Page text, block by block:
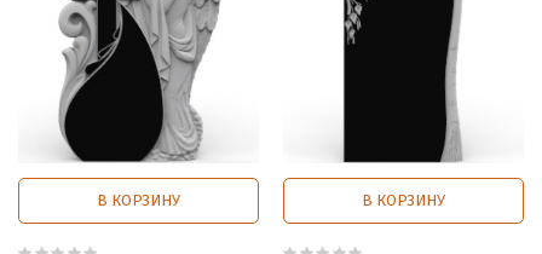
В КОРЗИНУ В КОРЗИНУ